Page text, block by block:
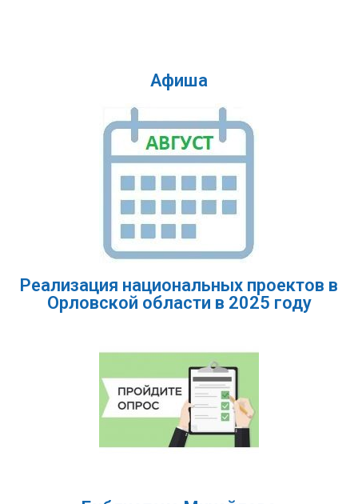
Афиша
Реализация национальных проектов в
Орловской области в 2025 году